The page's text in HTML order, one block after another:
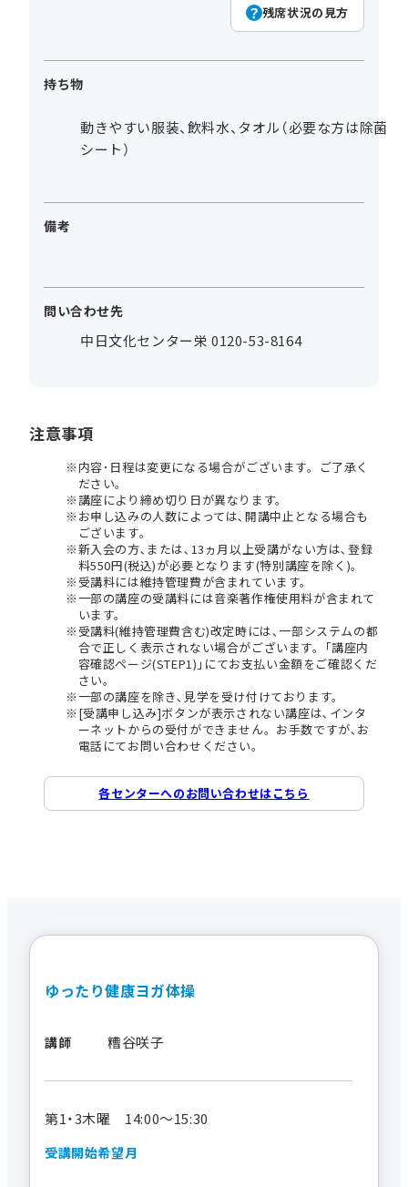
残席状況の見方
持ち物
動きやすい服装、飲料水、タオル（必要な方は除菌
シート）
備考
問い合わせ先
中日文化センター栄 0120-53-8164
注意事項
内容･日程は変更になる場合がございます。ご了承く
ださい。
講座により締め切り日が異なります。
お申し込みの人数によっては､開講中止となる場合も
ございます。
新入会の方､または､13ヵ月以上受講がない方は､登録
料550円(税込)が必要となります(特別講座を除く)。
受講料には維持管理費が含まれています。
一部の講座の受講料には音楽著作権使用料が含まれて
います。
受講料(維持管理費含む)改定時には､一部システムの都
合で正しく表示されない場合がございます。｢講座内
容確認ページ(STEP1)｣にてお支払い金額をご確認くだ
さい。
一部の講座を除き､見学を受け付けております。
[受講申し込み]ボタンが表示されない講座は､インタ
ーネットからの受付ができません。お手数ですが､お
電話にてお問い合わせください。
各センターへのお問い合わせはこちら
ゆったり健康ヨガ体操
講師 糟谷咲子
第1・3木曜 14:00～15:30
受講開始希望月